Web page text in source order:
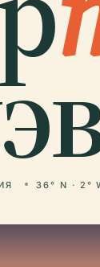
36° N · 2°